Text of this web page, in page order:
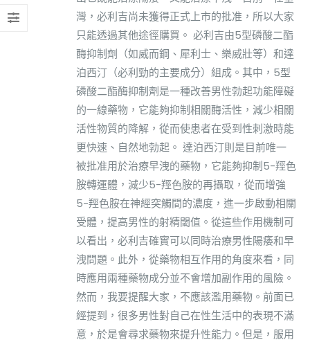
灣，必利吉尚未獲得正式上市的批准，所以大家
只能透過其他途徑購買。 必利吉由5型磷酸二酯
酶抑制劑（如威而鋼、犀利士、樂威壯等）和達
泊西汀（必利勁的主要成分）組成。其中，5型
磷酸二酯酶抑制劑是一種改善男性勃起功能障礙
的一線藥物，它能夠抑制相關酶活性，減少相關
活性物質的降解，從而使患者在受到性刺激時能
更快速、自然地勃起。 達泊西汀則是目前唯一
被批准用於治療早洩的藥物，它能夠抑制5-羥色
胺轉運體，減少5-羥色胺的再攝取，從而增強
5-羥色胺在神經突觸間的濃度，進一步啟動相關
受體，提高男性的射精閾值。從這些作用機制可
以看出，必利吉確實可以同時治療男性陽痿和早
洩問題。此外，從藥物相互作用的角度來看，同
時應用兩種藥物成分並不會增加副作用的風險。
然而，我要提醒大家，不應該濫用藥物。前面已
經提到，很多男性對自己在性生活中的表現不滿
意，於是會尋求藥物來提升性能力。但是，服用